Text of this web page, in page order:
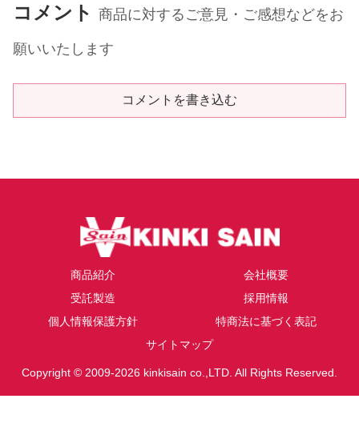
コメント 商品に対するご意見・ご感想などをお
願いいたします
コメントを書き込む
商品紹介
会社概要
受託製造
採用情報
個人情報保護方針
特商法に基づく表記
サイトマップ
Copyright © 2009-2026 kinkisain co.,LTD. All Rights Reserved.